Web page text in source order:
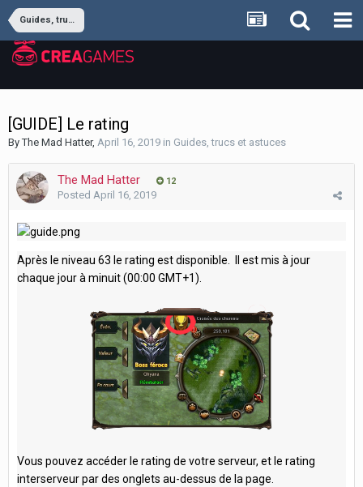
Guides, trucs et astuces
[GUIDE] Le rating
ByThe Mad Hatter, April 16, 2019 in Guides, trucs et astuces
The Mad Hatter 12
Posted April 16, 2019
Après le niveau 63 le rating est disponible. Il est mis à jour
chaque jour à minuit (00:00 GMT+1).
Vous pouvez accéder le rating de votre serveur, et le rating
interserveur par des onglets au-dessus de la page.